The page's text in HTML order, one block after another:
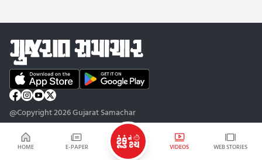
HOME E-PAPER VIDEOS WEB STORIES
@Copyright 2026 Gujarat Samachar